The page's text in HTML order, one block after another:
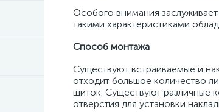
Особого внимания
такими характеристиками
Способ монтажа
Существуют встраиваемые и
отходит большое количество
щиток. Существуют различные
отверстия для установки